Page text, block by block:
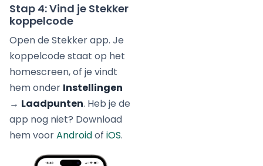
Stap 4: Vind je Stekker
koppelcode
Open de Stekker app. Je
koppelcode staat op het
homescreen, of je vindt
hem onder Instellingen
→ Laadpunten. Heb je de
app nog niet? Download
hem voorAndroidof iOS.